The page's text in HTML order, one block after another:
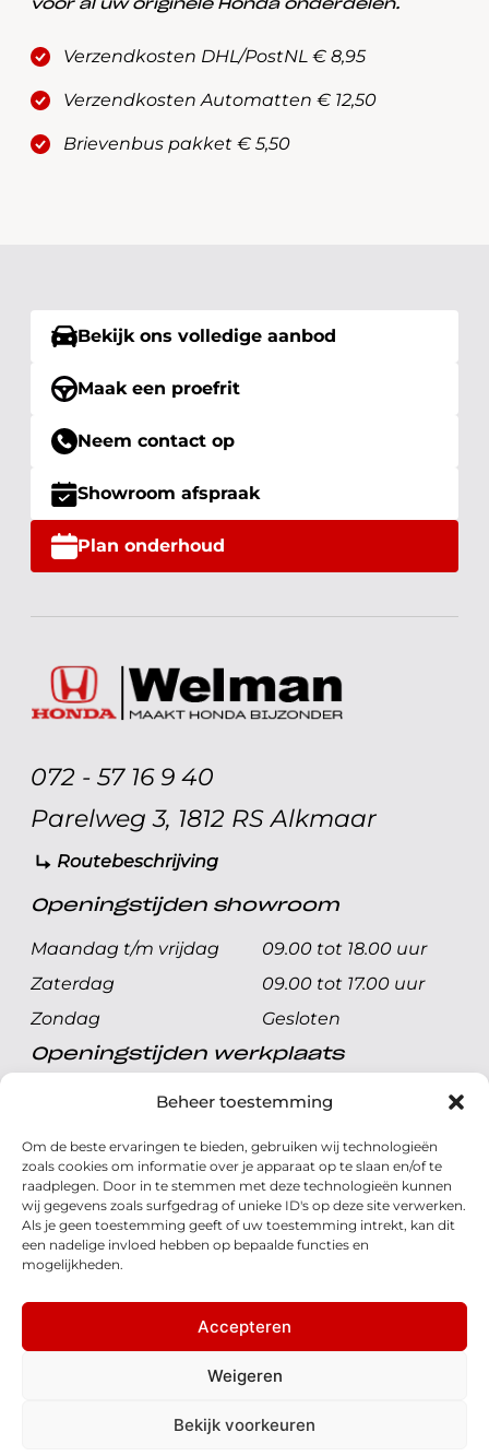
Beheer toestemming
Om de beste ervaringen te bieden, gebruiken wij technologieën
zoals cookies om informatie over je apparaat op te slaan en/of te
raadplegen. Door in te stemmen met deze technologieën kunnen
wij gegevens zoals surfgedrag of unieke ID's op deze site verwerken.
Als je geen toestemming geeft of uw toestemming intrekt, kan dit
een nadelige invloed hebben op bepaalde functies en
mogelijkheden.
Accepteren
Weigeren
Bekijk voorkeuren
voor al uw originele Honda onderdelen.
Verzendkosten DHL/PostNL € 8,95
Verzendkosten Automatten € 12,50
Brievenbus pakket € 5,50
Bekijk ons volledige aanbod
Maak een proefrit
Neem contact op
Showroom afspraak
Plan onderhoud
072 - 57 16 9 40
Parelweg 3, 1812 RS Alkmaar
Routebeschrijving
Openingstijden showroom
Maandag t/m vrijdag
09.00 tot 18.00 uur
Zaterdag
09.00 tot 17.00 uur
Zondag
Gesloten
Openingstijden werkplaats
Maandag t/m vrijdag
08.00 tot 17.00 uur
Zondag
Gesloten
Volg ons
© 2026 - Honda Welman
Algemene voorwaarden